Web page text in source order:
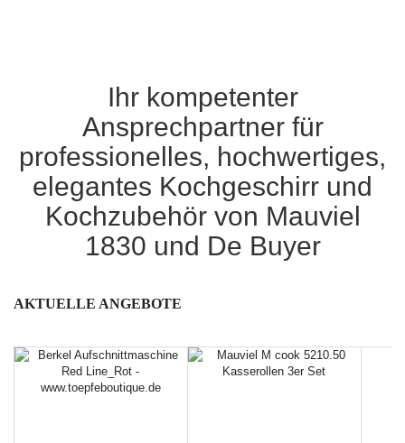
Ihr kompetenter
Ansprechpartner für
professionelles, hochwertiges,
elegantes Kochgeschirr und
Kochzubehör von Mauviel
1830 und De Buyer
AKTUELLE ANGEBOTE